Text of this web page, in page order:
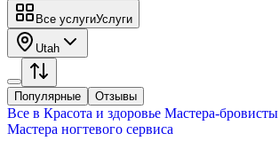
Все услугиУслуги
Utah
Популярные Отзывы
Все в Красота и здоровье Мастера-бровисты
Мастера ногтевого сервиса